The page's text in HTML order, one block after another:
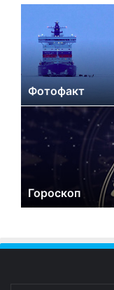
Фотофакт
Гороскоп